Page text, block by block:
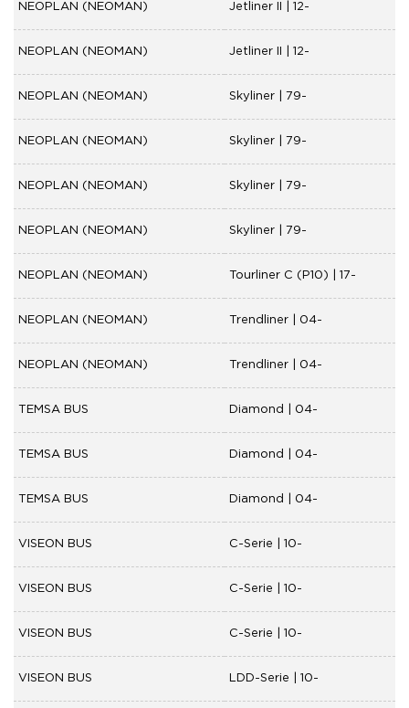
NEOPLAN (NEOMAN) Jetliner II | 12-
NEOPLAN (NEOMAN) Jetliner II | 12-
NEOPLAN (NEOMAN) Skyliner | 79-
NEOPLAN (NEOMAN) Skyliner | 79-
NEOPLAN (NEOMAN) Skyliner | 79-
NEOPLAN (NEOMAN) Skyliner | 79-
NEOPLAN (NEOMAN) Tourliner C (P10) | 17-
NEOPLAN (NEOMAN) Trendliner | 04-
NEOPLAN (NEOMAN) Trendliner | 04-
TEMSA BUS Diamond | 04-
TEMSA BUS Diamond | 04-
TEMSA BUS Diamond | 04-
VISEON BUS C-Serie | 10-
VISEON BUS C-Serie | 10-
VISEON BUS C-Serie | 10-
VISEON BUS LDD-Serie | 10-